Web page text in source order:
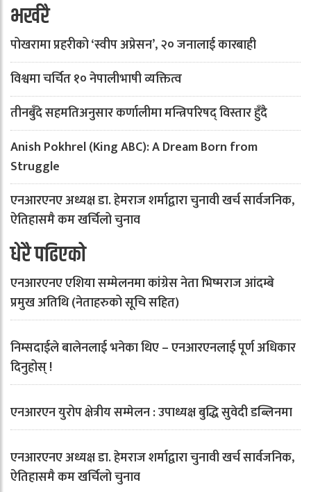
भर्खरै
पोखरामा प्रहरीको ‘स्वीप अप्रेसन’, २० जनालाई कारबाही
विश्वमा चर्चित १० नेपालीभाषी व्यक्तित्व
तीनबुँदे सहमतिअनुसार कर्णालीमा मन्त्रिपरिषद् विस्तार हुँदै
Anish Pokhrel (King ABC): A Dream Born from
Struggle
एनआरएनए अध्यक्ष डा. हेमराज शर्माद्वारा चुनावी खर्च सार्वजनिक,
ऐतिहासमै कम खर्चिलो चुनाव
धेरै पढिएको
एनआरएनए एशिया सम्मेलनमा कांग्रेस नेता भिष्मराज आंदम्बे
प्रमुख अतिथि (नेताहरुको सूचि सहित)
निम्सदाईले बालेनलाई भनेका थिए – एनआरएनलाई पूर्ण अधिकार
दिनुहोस् !
एनआरएन युरोप क्षेत्रीय सम्मेलन : उपाध्यक्ष बुद्धि सुवेदी डब्लिनमा
एनआरएनए अध्यक्ष डा. हेमराज शर्माद्वारा चुनावी खर्च सार्वजनिक,
ऐतिहासमै कम खर्चिलो चुनाव